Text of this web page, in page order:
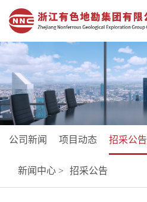
公司新闻 项目动态 招采公告
新闻中心 > 招采公告